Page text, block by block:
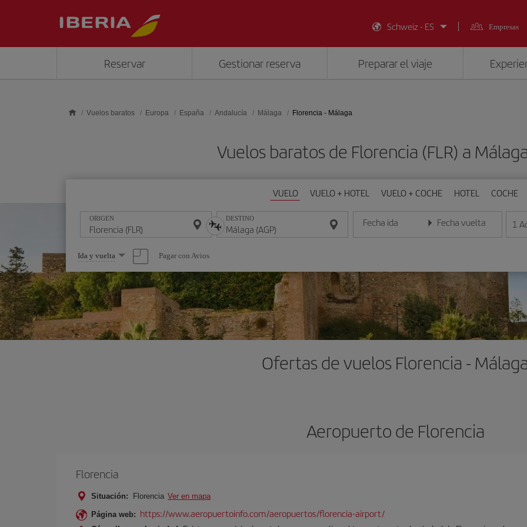
Schweiz - ES
Empresas
Reservar Gestionar reserva Preparar el viaje
Vuelos baratos Europa España Andalucía Málaga Florencia - Málaga
Vuelos baratos de Florencia (FLR) a
VUELO VUELO + HOTEL VUELO + COCHE HOTEL COCHE
ORIGEN DESTINO Fecha ida
Introduce la fecha en formato día/mes/año
Fecha vuelta
Introduce la fecha en 1
Seleccione
una
opción
Ida y vuelta Pagar con Avios
Ofertas de vuelos Florencia -
Aeropuerto de Florencia
Florencia
Situación: Florencia Ver en mapa
Página web: https://www.aeropuertoinfo.com/aeropuertos/florencia-airport/